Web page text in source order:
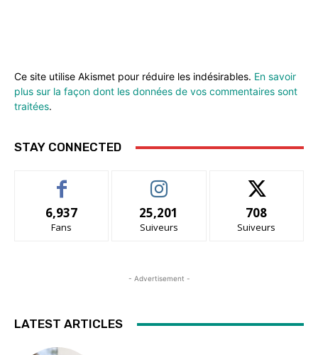
Ce site utilise Akismet pour réduire les indésirables. En savoir
plus sur la façon dont les données de vos commentaires sont
traitées.
STAY CONNECTED
6,937
Fans
25,201
Suiveurs
708
Suiveurs
- Advertisement -
LATEST ARTICLES